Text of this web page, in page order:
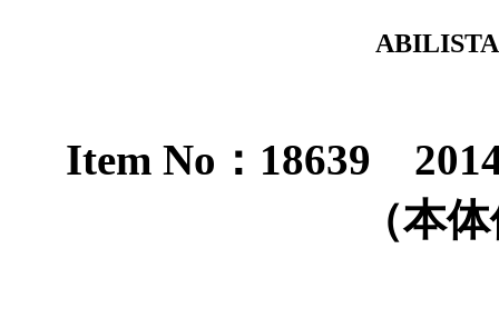
Item No：18639
（本